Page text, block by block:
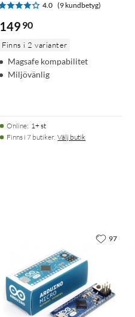
4.0 (9 kundbetyg)
149 90
Finns i 2 varianter
Magsafe kompabilitet
Miljövänlig
Online: 1+ st
Finns i 7 butiker. Välj butik
97